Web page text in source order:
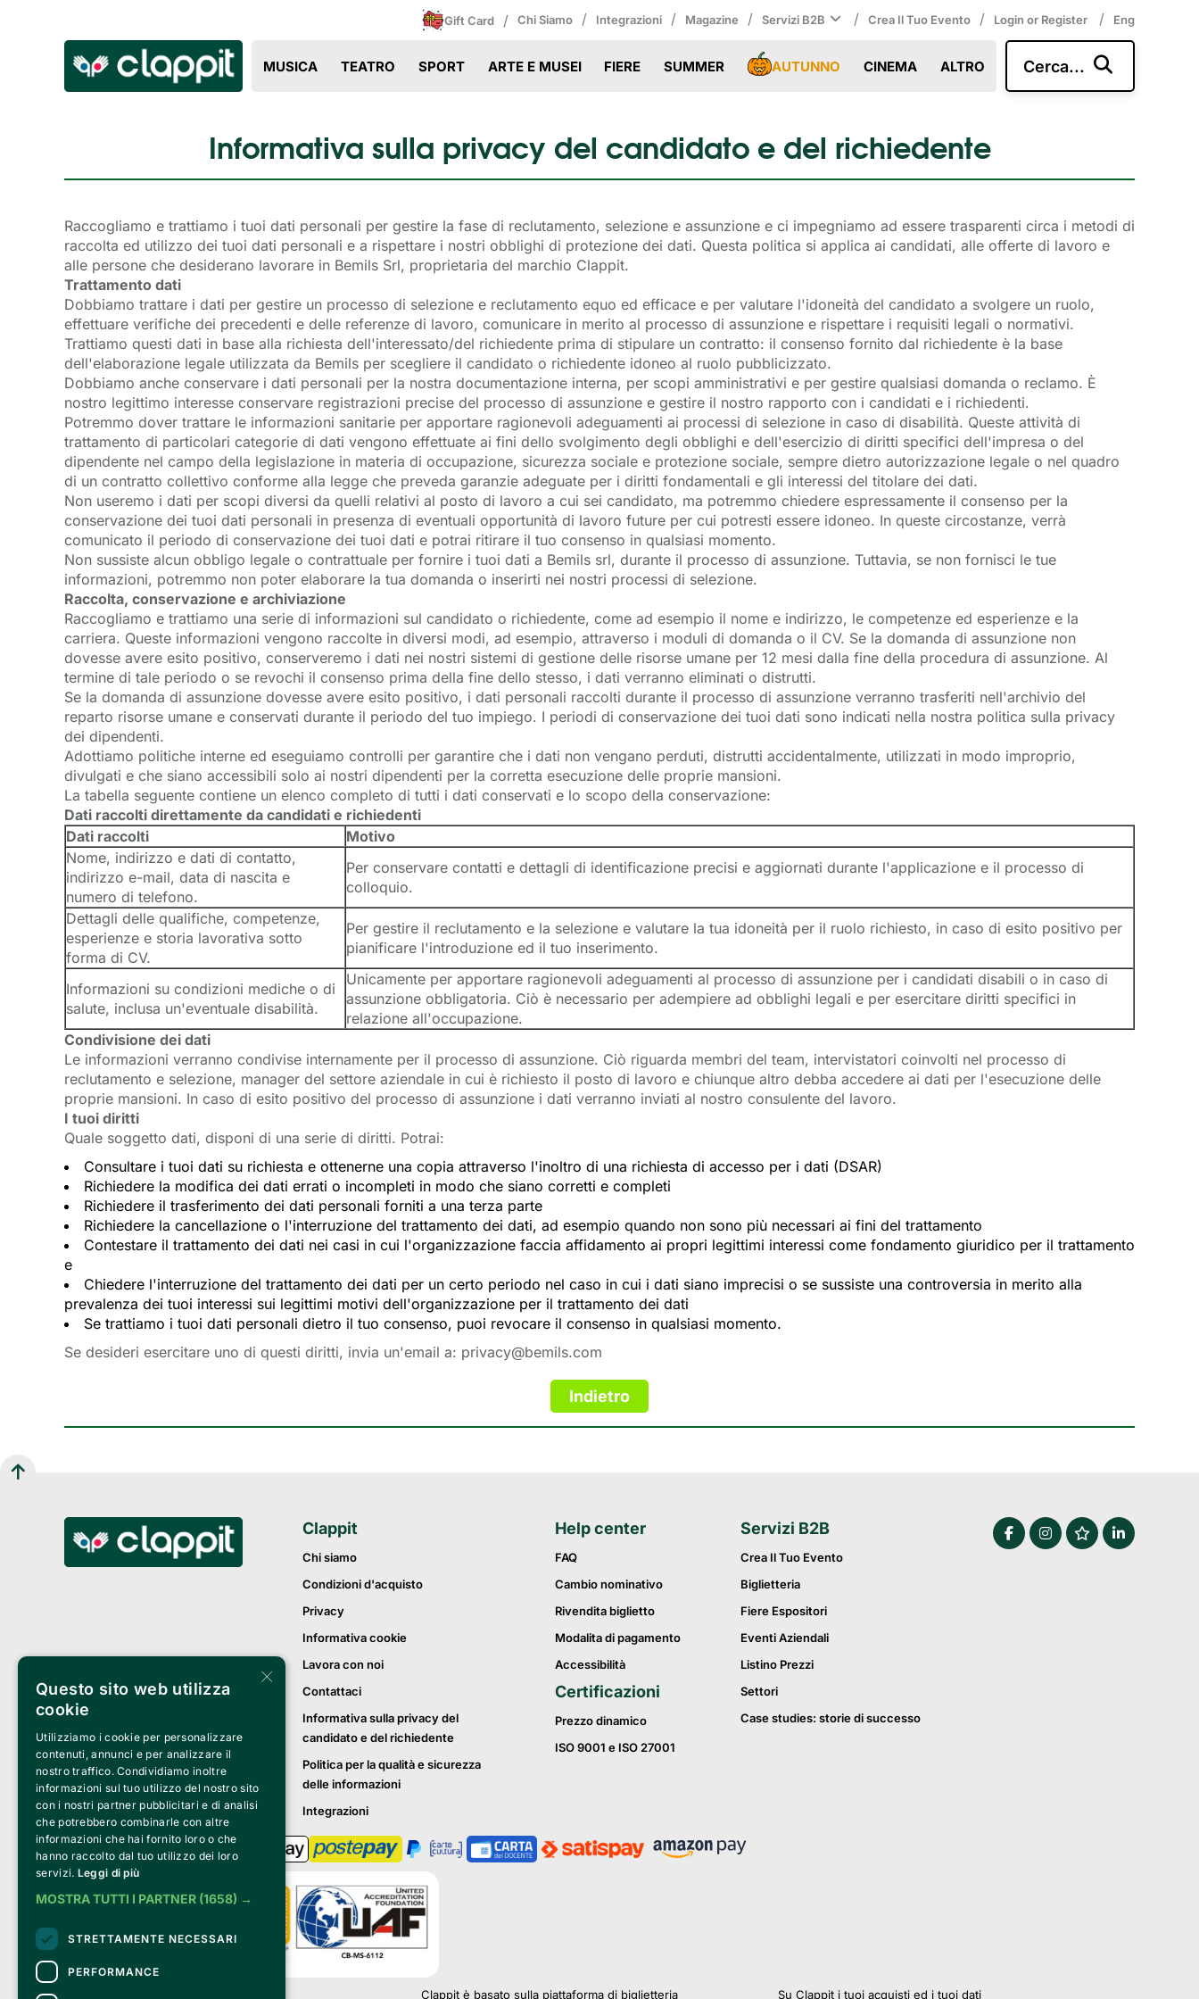
Gift Card / Chi Siamo / Integrazioni / Magazine / Servizi B2B / Crea Il Tuo Evento / Login or Register / Eng
MUSICA TEATRO SPORT ARTE E MUSEI FIERE SUMMER AUTUNNO CINEMA ALTRO Cerca...
Informativa sulla privacy del candidato e del richiedente
Raccogliamo e trattiamo i tuoi dati personali per gestire la fase di reclutamento, selezione e assunzione e ci impegniamo ad essere trasparenti circa i metodi di
raccolta ed utilizzo dei tuoi dati personali e a rispettare i nostri obblighi di protezione dei dati. Questa politica si applica ai candidati, alle offerte di lavoro e
alle persone che desiderano lavorare in Bemils Srl, proprietaria del marchio Clappit.
Trattamento dati
Dobbiamo trattare i dati per gestire un processo di selezione e reclutamento equo ed efficace e per valutare l'idoneità del candidato a svolgere un ruolo,
effettuare verifiche dei precedenti e delle referenze di lavoro, comunicare in merito al processo di assunzione e rispettare i requisiti legali o normativi.
Trattiamo questi dati in base alla richiesta dell'interessato/del richiedente prima di stipulare un contratto: il consenso fornito dal richiedente è la base
dell'elaborazione legale utilizzata da Bemils per scegliere il candidato o richiedente idoneo al ruolo pubblicizzato.
Dobbiamo anche conservare i dati personali per la nostra documentazione interna, per scopi amministrativi e per gestire qualsiasi domanda o reclamo. È
nostro legittimo interesse conservare registrazioni precise del processo di assunzione e gestire il nostro rapporto con i candidati e i richiedenti.
Potremmo dover trattare le informazioni sanitarie per apportare ragionevoli adeguamenti ai processi di selezione in caso di disabilità. Queste attività di
trattamento di particolari categorie di dati vengono effettuate ai fini dello svolgimento degli obblighi e dell'esercizio di diritti specifici dell'impresa o del
dipendente nel campo della legislazione in materia di occupazione, sicurezza sociale e protezione sociale, sempre dietro autorizzazione legale o nel quadro
di un contratto collettivo conforme alla legge che preveda garanzie adeguate per i diritti fondamentali e gli interessi del titolare dei dati.
Non useremo i dati per scopi diversi da quelli relativi al posto di lavoro a cui sei candidato, ma potremmo chiedere espressamente il consenso per la
conservazione dei tuoi dati personali in presenza di eventuali opportunità di lavoro future per cui potresti essere idoneo. In queste circostanze, verrà
comunicato il periodo di conservazione dei tuoi dati e potrai ritirare il tuo consenso in qualsiasi momento.
Non sussiste alcun obbligo legale o contrattuale per fornire i tuoi dati a Bemils srl, durante il processo di assunzione. Tuttavia, se non fornisci le tue
informazioni, potremmo non poter elaborare la tua domanda o inserirti nei nostri processi di selezione.
Raccolta, conservazione e archiviazione
Raccogliamo e trattiamo una serie di informazioni sul candidato o richiedente, come ad esempio il nome e indirizzo, le competenze ed esperienze e la
carriera. Queste informazioni vengono raccolte in diversi modi, ad esempio, attraverso i moduli di domanda o il CV. Se la domanda di assunzione non
dovesse avere esito positivo, conserveremo i dati nei nostri sistemi di gestione delle risorse umane per 12 mesi dalla fine della procedura di assunzione. Al
termine di tale periodo o se revochi il consenso prima della fine dello stesso, i dati verranno eliminati o distrutti.
Se la domanda di assunzione dovesse avere esito positivo, i dati personali raccolti durante il processo di assunzione verranno trasferiti nell'archivio del
reparto risorse umane e conservati durante il periodo del tuo impiego. I periodi di conservazione dei tuoi dati sono indicati nella nostra politica sulla privacy
dei dipendenti.
Adottiamo politiche interne ed eseguiamo controlli per garantire che i dati non vengano perduti, distrutti accidentalmente, utilizzati in modo improprio,
divulgati e che siano accessibili solo ai nostri dipendenti per la corretta esecuzione delle proprie mansioni.
La tabella seguente contiene un elenco completo di tutti i dati conservati e lo scopo della conservazione:
Dati raccolti direttamente da candidati e richiedenti
Dati raccolti
Motivo
Nome, indirizzo e dati di contatto,
indirizzo e-mail, data di nascita e
numero di telefono.
Per conservare contatti e dettagli di identificazione precisi e aggiornati durante l'applicazione e il processo di
colloquio.
Dettagli delle qualifiche, competenze,
esperienze e storia lavorativa sotto
forma di CV.
Per gestire il reclutamento e la selezione e valutare la tua idoneità per il ruolo richiesto, in caso di esito positivo per
pianificare l'introduzione ed il tuo inserimento.
Informazioni su condizioni mediche o di
salute, inclusa un'eventuale disabilità.
Unicamente per apportare ragionevoli adeguamenti al processo di assunzione per i candidati disabili o in caso di
assunzione obbligatoria. Ciò è necessario per adempiere ad obblighi legali e per esercitare diritti specifici in
relazione all'occupazione.
Condivisione dei dati
Le informazioni verranno condivise internamente per il processo di assunzione. Ciò riguarda membri del team, intervistatori coinvolti nel processo di
reclutamento e selezione, manager del settore aziendale in cui è richiesto il posto di lavoro e chiunque altro debba accedere ai dati per l'esecuzione delle
proprie mansioni. In caso di esito positivo del processo di assunzione i dati verranno inviati al nostro consulente del lavoro.
I tuoi diritti
Quale soggetto dati, disponi di una serie di diritti. Potrai:
Consultare i tuoi dati su richiesta e ottenerne una copia attraverso l'inoltro di una richiesta di accesso per i dati (DSAR)
Richiedere la modifica dei dati errati o incompleti in modo che siano corretti e completi
Richiedere il trasferimento dei dati personali forniti a una terza parte
Richiedere la cancellazione o l'interruzione del trattamento dei dati, ad esempio quando non sono più necessari ai fini del trattamento
Contestare il trattamento dei dati nei casi in cui l'organizzazione faccia affidamento ai propri legittimi interessi come fondamento giuridico per il trattamento
e
Chiedere l'interruzione del trattamento dei dati per un certo periodo nel caso in cui i dati siano imprecisi o se sussiste una controversia in merito alla
prevalenza dei tuoi interessi sui legittimi motivi dell'organizzazione per il trattamento dei dati
Se trattiamo i tuoi dati personali dietro il tuo consenso, puoi revocare il consenso in qualsiasi momento.
Se desideri esercitare uno di questi diritti, invia un'email a: privacy@bemils.com
Clappit
Chi siamo
Condizioni d'acquisto
Privacy
Informativa cookie
Lavora con noi
Contattaci
Informativa sulla privacy del
candidato e del richiedente
Politica per la qualità e sicurezza
delle informazioni
Integrazioni
Help center
FAQ
Cambio nominativo
Rivendita biglietto
Modalita di pagamento
Accessibilità
Certificazioni
Prezzo dinamico
ISO 9001 e ISO 27001
Servizi B2B
Crea Il Tuo Evento
Biglietteria
Fiere Espositori
Eventi Aziendali
Listino Prezzi
Settori
Case studies: storie di successo
Clappit è basato sulla piattaforma di biglietteria Su Clappit i tuoi acquisti ed i tuoi dati
×
Questo sito web utilizza
cookie
Utilizziamo i cookie per personalizzare
contenuti, annunci e per analizzare il
nostro traffico. Condividiamo inoltre
informazioni sul tuo utilizzo del nostro sito
con i nostri partner pubblicitari e di analisi
che potrebbero combinarle con altre
informazioni che hai fornito loro o che
hanno raccolto dal tuo utilizzo dei loro
servizi. Leggi di più
MOSTRA TUTTI I PARTNER (1658) →
STRETTAMENTE NECESSARI
PERFORMANCE